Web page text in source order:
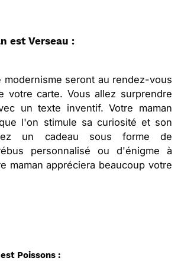
est Verseau :
modernisme seront au rendez-vous
votre carte. Vous allez surprendre
un texte inventif. Votre maman
l'on stimule sa curiosité et son
un cadeau sous forme de
personnalisé ou d'énigme à
maman appréciera beaucoup votre
Poissons :